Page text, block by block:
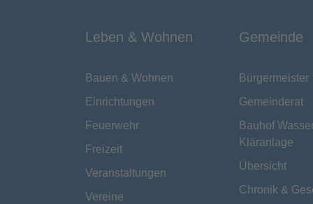
Leben & Wohnen
Bauen & Wohnen
Einrichtungen
Feuerwehr
Freizeit
Veranstaltungen
Vereine
Gemeinde
Bürgermeister
Gemeinderat
Bauhof
Kläranlage
Übersicht
Chronik &